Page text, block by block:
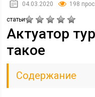
04.03.2020 198
статьи
Актуатор
такое
Содержание